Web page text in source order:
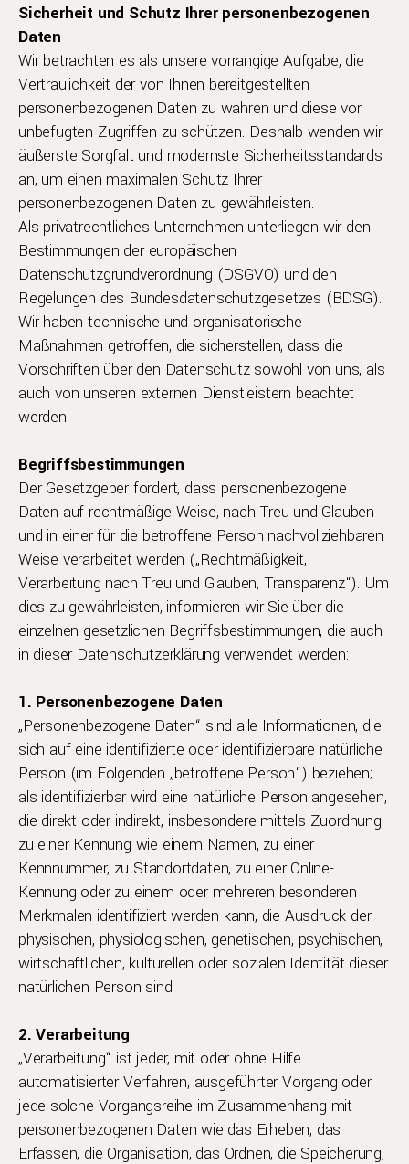
Sicherheit und Schutz Ihrer personenbezogenen
Daten
Wir betrachten es als unsere vorrangige Aufgabe, die
Vertraulichkeit der von Ihnen bereitgestellten
personenbezogenen Daten zu wahren und diese vor
unbefugten Zugriffen zu schützen. Deshalb wenden wir
äußerste Sorgfalt und modernste Sicherheitsstandards
an, um einen maximalen Schutz Ihrer
personenbezogenen Daten zu gewährleisten.
Als privatrechtliches Unternehmen unterliegen wir den
Bestimmungen der europäischen
Datenschutzgrundverordnung (DSGVO) und den
Regelungen des Bundesdatenschutzgesetzes (BDSG).
Wir haben technische und organisatorische
Maßnahmen getroffen, die sicherstellen, dass die
Vorschriften über den Datenschutz sowohl von uns, als
auch von unseren externen Dienstleistern beachtet
werden.
Begriffsbestimmungen
Der Gesetzgeber fordert, dass personenbezogene
Daten auf rechtmäßige Weise, nach Treu und Glauben
und in einer für die betroffene Person nachvollziehbaren
Weise verarbeitet werden („Rechtmäßigkeit,
Verarbeitung nach Treu und Glauben, Transparenz“). Um
dies zu gewährleisten, informieren wir Sie über die
einzelnen gesetzlichen Begriffsbestimmungen, die auch
in dieser Datenschutzerklärung verwendet werden:
1. Personenbezogene Daten
„Personenbezogene Daten“ sind alle Informationen, die
sich auf eine identifizierte oder identifizierbare natürliche
Person (im Folgenden „betroffene Person“) beziehen;
als identifizierbar wird eine natürliche Person angesehen,
die direkt oder indirekt, insbesondere mittels Zuordnung
zu einer Kennung wie einem Namen, zu einer
Kennnummer, zu Standortdaten, zu einer Online-
Kennung oder zu einem oder mehreren besonderen
Merkmalen identifiziert werden kann, die Ausdruck der
physischen, physiologischen, genetischen, psychischen,
wirtschaftlichen, kulturellen oder sozialen Identität dieser
natürlichen Person sind.
2. Verarbeitung
„Verarbeitung“ ist jeder, mit oder ohne Hilfe
automatisierter Verfahren, ausgeführter Vorgang oder
jede solche Vorgangsreihe im Zusammenhang mit
personenbezogenen Daten wie das Erheben, das
Erfassen, die Organisation, das Ordnen, die Speicherung,